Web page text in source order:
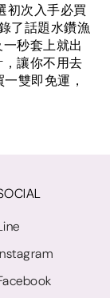
初次入手必買
了話題水鑽漁
秒套上就出
讓你不用去
雙即免運，